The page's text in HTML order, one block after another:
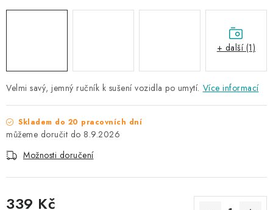
BYDLENÍ
Velmi savý, jemný ručník k sušení vozidla po umytí. Více informací
Skladem do 20 pracovních dní
8.9.2026
Možnosti doručení
339 Kč
+ další (1)